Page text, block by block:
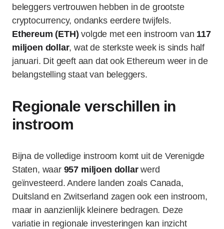
beleggers vertrouwen hebben in de grootste
cryptocurrency, ondanks eerdere twijfels.
Ethereum (ETH) volgde met een instroom van 117
miljoen dollar, wat de sterkste week is sinds half
januari. Dit geeft aan dat ook Ethereum weer in de
belangstelling staat van beleggers.
Regionale verschillen in
instroom
Bijna de volledige instroom komt uit de Verenigde
Staten, waar 957 miljoen dollarwerd
geïnvesteerd. Andere landen zoals Canada,
Duitsland en Zwitserland zagen ook een instroom,
maar in aanzienlijk kleinere bedragen. Deze
variatie in regionale investeringen kan inzicht